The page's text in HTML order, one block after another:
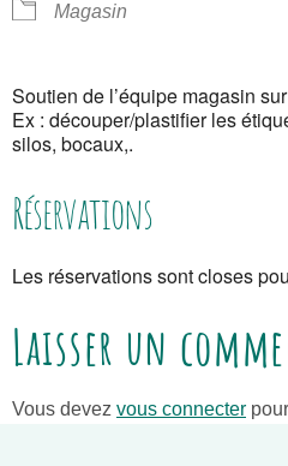
Magasin
Soutien de l’équipe magasin
Ex : découper/plastifier les
silos, bocaux,.
Réservations
Les réservations sont closes
Laisser un
Vous devez vous connecter